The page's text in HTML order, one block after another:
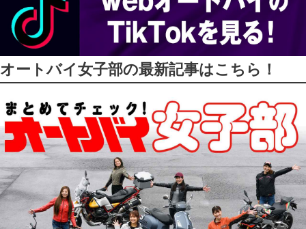
オートバイ女子部の最新記事はこちら！